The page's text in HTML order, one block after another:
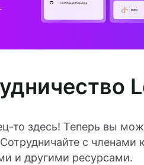
то здесь! Теперь вы
с членами
и другими ресурсами.